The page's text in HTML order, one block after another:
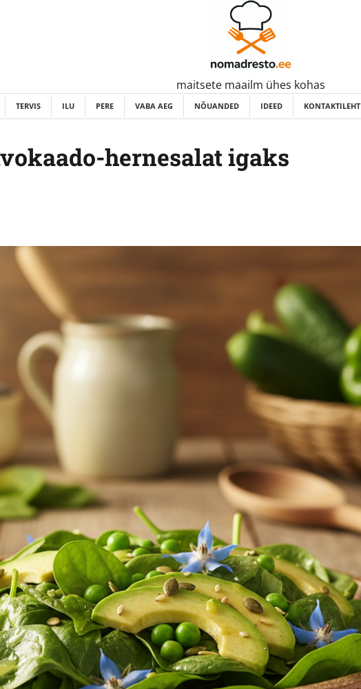
maitsete maailm ühes kohas
TERVIS ILU PERE VABA AEG NÕUANDED IDEED KONTAKTILEHT
hernesalat igaks